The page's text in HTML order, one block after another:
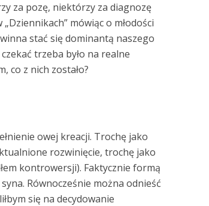
za pozę, niektórzy za diagnozę
mówiąc o młodości
stać się dominantą naszego
trzeba było na realne
co z nich zostało?
owej kreacji. Trochę jako
rozwinięcie, trochę jako
kontrowersji). Faktycznie formą
Równocześnie można odnieść
się na decydowanie